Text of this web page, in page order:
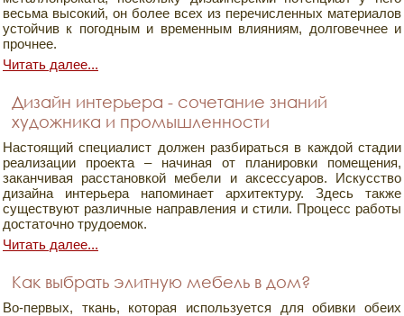
весьма высокий, он более всех из перечисленных материалов
устойчив к погодным и временным влияниям, долговечнее и
прочнее.
Читать далее...
Дизайн интерьера - сочетание знаний
художника и промышленности
Настоящий специалист должен разбираться в каждой стадии
реализации проекта – начиная от планировки помещения,
заканчивая расстановкой мебели и аксессуаров. Искусство
дизайна интерьера напоминает архитектуру. Здесь также
существуют различные направления и стили. Процесс работы
достаточно трудоемок.
Читать далее...
Как выбрать элитную мебель в дом?
Во-первых, ткань, которая используется для обивки обеих